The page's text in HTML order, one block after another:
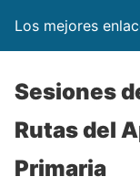
Los mejores
Sesiones
Rutas del
Primaria